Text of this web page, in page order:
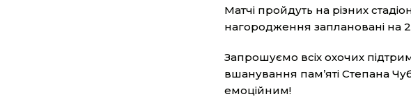
Матчі пройдуть на різних
нагородження заплановані на
Запрошуємо всіх охочих
вшанування пам’яті Степана
емоційним!